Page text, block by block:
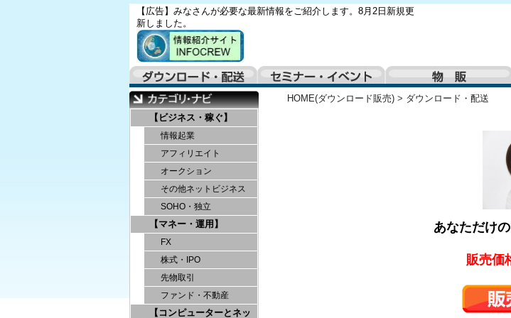
【広告】みなさんが必要な最新情報をご紹介します。8月2日新規更
新しました。
【ビジネス・稼ぐ】
情報起業
アフィリエイト
オークション
その他ネットビジネス
SOHO・独立
【マネー・運用】
FX
株式・IPO
先物取引
ファンド・不動産
【コンピューターとネッ
HOME(ダウンロード販売) > ダウンロード・配送
あなただけ
販売価